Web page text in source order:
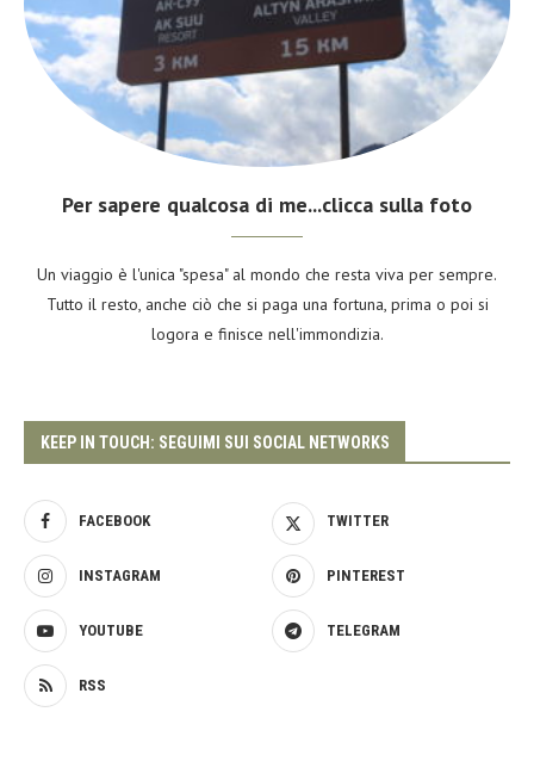
Per sapere qualcosa di me...clicca sulla foto
Un viaggio è l'unica "spesa" al mondo che resta viva per sempre.
Tutto il resto, anche ciò che si paga una fortuna, prima o poi si
logora e finisce nell'immondizia.
KEEP IN TOUCH: SEGUIMI SUI SOCIAL NETWORKS
FACEBOOK TWITTER
INSTAGRAM PINTEREST
YOUTUBE TELEGRAM
RSS